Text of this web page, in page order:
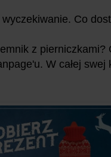
Co
z
W całej